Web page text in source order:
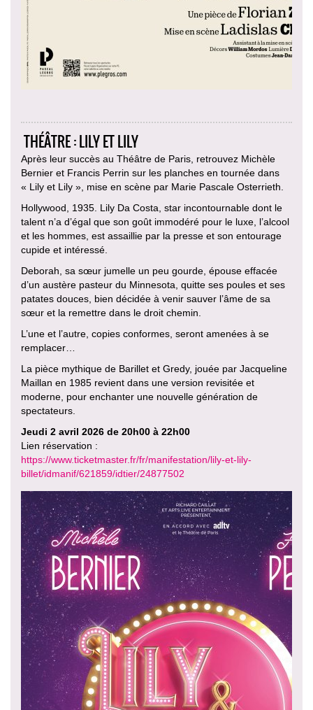
THÉÂTRE : LILY ET LILY
Après leur succès au Théâtre de Paris, retrouvez Michèle
Bernier et Francis Perrin sur les planches en tournée dans
« Lily et Lily », mise en scène par Marie Pascale Osterrieth.
Hollywood, 1935. Lily Da Costa, star incontournable dont le
talent n’a d’égal que son goût immodéré pour le luxe, l’alcool
et les hommes, est assaillie par la presse et son entourage
cupide et intéressé.
Deborah, sa sœur jumelle un peu gourde, épouse effacée
d’un austère pasteur du Minnesota, quitte ses poules et ses
patates douces, bien décidée à venir sauver l’âme de sa
sœur et la remettre dans le droit chemin.
L’une et l’autre, copies conformes, seront amenées à se
remplacer…
La pièce mythique de Barillet et Gredy, jouée par Jacqueline
Maillan en 1985 revient dans une version revisitée et
moderne, pour enchanter une nouvelle génération de
spectateurs.
Jeudi 2 avril 2026 de 20h00 à 22h00
Lien réservation :
https://www.ticketmaster.fr/fr/manifestation/lily-et-lily-
billet/idmanif/621859/idtier/24877502